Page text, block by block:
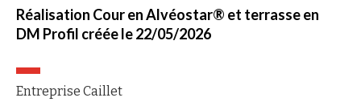
Réalisation Cour en Alvéostar® et terrasse en
DM Profil créée le 22/05/2026
Entreprise Caillet